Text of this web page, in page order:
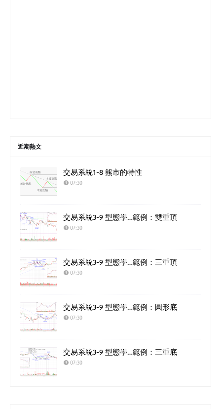
近期熱文
交易系統1-8 熊市的特性
07:30
交易系統3-9 型態學…範例：雙重頂
07:30
交易系統3-9 型態學…範例：三重頂
07:30
交易系統3-9 型態學…範例：圓形底
07:30
交易系統3-9 型態學…範例：三重底
07:30